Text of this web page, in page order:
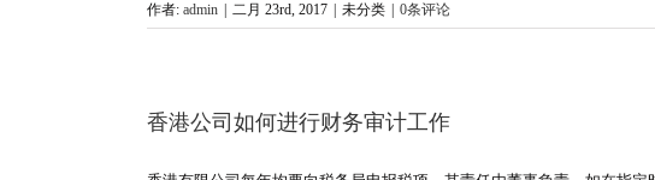
作者: admin 二月 23rd, 2017 未分类 0条评论
香港公司如何进行财务审计工作